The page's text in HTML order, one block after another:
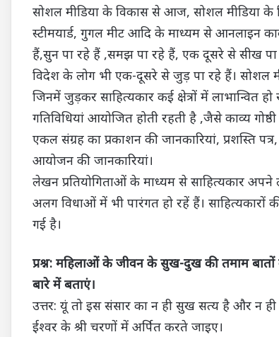
सोशल मीडिया के विकास से आज, सोशल मीडिया के
स्टीमयार्ड, गुगल मीट आदि के माध्यम से आनलाइन
हैं,सुन पा रहे हैं ,समझ पा रहे हैं, एक दूसरे से सीख
विदेश के लोग भी एक-दूसरे से जुड़ पा रहे हैं। सोशल
जिनमें जुड़कर साहित्यकार कई क्षेत्रों में लाभान्वित
गतिविधियां आयोजित होती रहती है ,जैसे काव्य
एकल संग्रह का प्रकाशन की जानकारियां, प्रशस्ति पत्र,
आयोजन की जानकारियां।
लेखन प्रतियोगिताओं के माध्यम से साहित्यकार
अलग विधाओं में भी पारंगत हो रहें हैं।
गई है।
प्रश्न: महिलाओं के जीवन के सुख-दुख की तमाम
बारे में बताएं।
उत्तर: यूं तो इस संसार का न ही सुख सत्य है और न
ईश्वर के श्री चरणों में अर्पित करते जाइए।